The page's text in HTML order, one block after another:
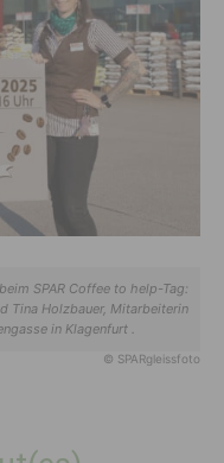
SPAR Coffee to help-Tag:
Tina Holzbauer, Mitarbeiterin
in Klagenfurt .
© SPARgleissfoto